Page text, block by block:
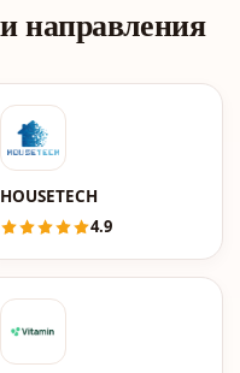
направления
HOUSETECH
4.9